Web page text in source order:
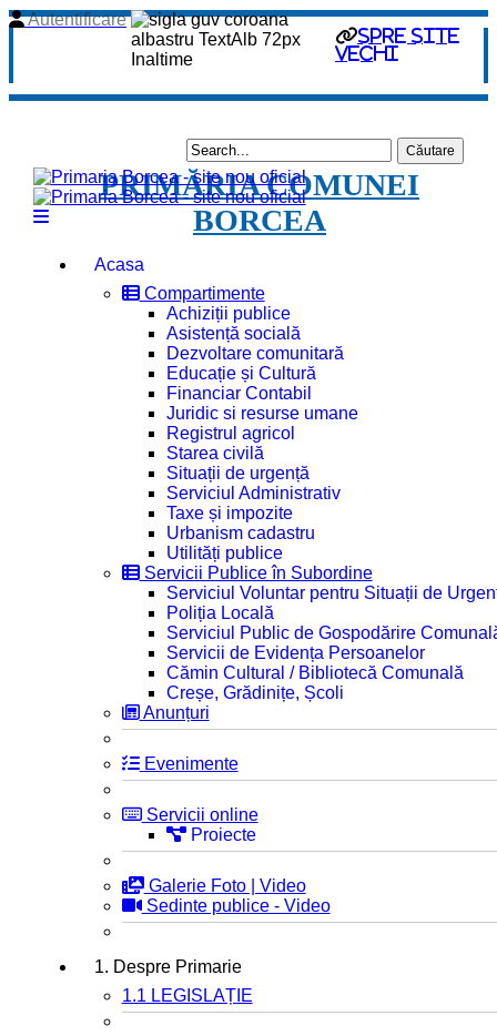
spre site
vechi
Autentificare
PRIMĂRIA COMUNEI
BORCEA
Acasa
Compartimente
Achiziții publice
Asistență socială
Dezvoltare comunitară
Educație și Cultură
Financiar Contabil
Juridic si resurse umane
Registrul agricol
Starea civilă
Situații de urgență
Serviciul Administrativ
Taxe și impozite
Urbanism cadastru
Utilități publice
Servicii Publice în Subordine
Serviciul Voluntar pentru Situații de
Poliția Locală
Serviciul Public de Gospodărire
Servicii de Evidența Persoanelor
Cămin Cultural / Bibliotecă Comunală
Creșe, Grădinițe, Școli
Anunțuri
Evenimente
Servicii online
Proiecte
Galerie Foto | Video
Sedinte publice - Video
1. Despre Primarie
1.1 LEGISLAȚIE